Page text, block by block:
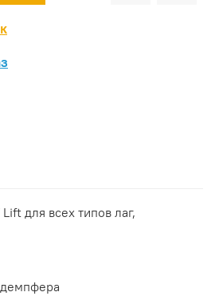
для всех типов лаг,